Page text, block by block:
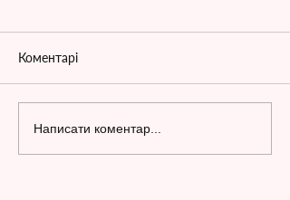
Коментарі
Написати коментар...